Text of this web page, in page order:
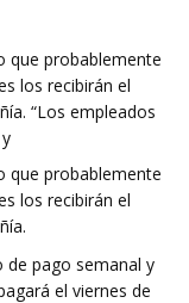
que probablemente
los recibirán el
“Los empleados
que probablemente
los recibirán el
de pago semanal y
el viernes de